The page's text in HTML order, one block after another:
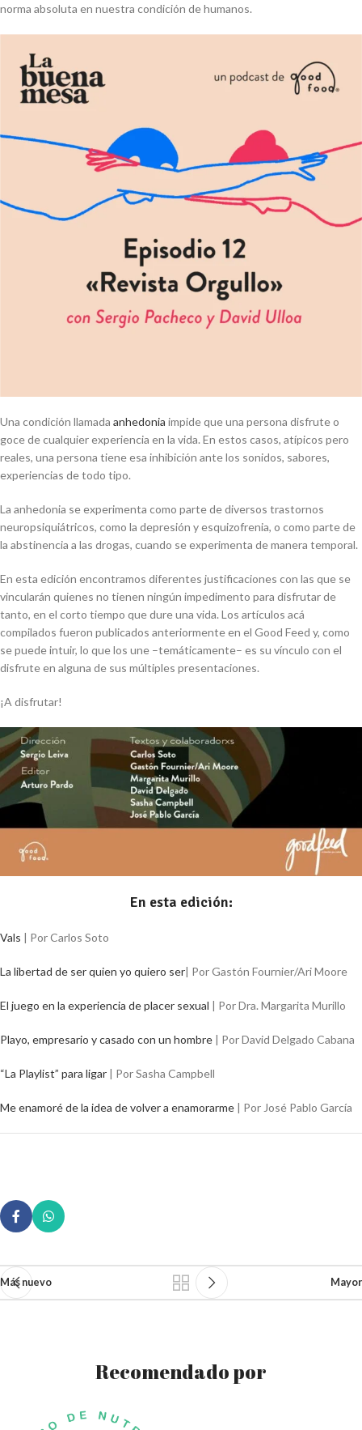
norma absoluta en nuestra condición de humanos.
Una condición llamada anhedonia impide que una persona disfrute o
goce de cualquier experiencia en la vida. En estos casos, atípicos pero
reales, una persona tiene esa inhibición ante los sonidos, sabores,
experiencias de todo tipo.
La anhedonia se experimenta como parte de diversos trastornos
neuropsiquiátricos, como la depresión y esquizofrenia, o como parte de
la abstinencia a las drogas, cuando se experimenta de manera temporal.
En esta edición encontramos diferentes justificaciones con las que se
vincularán quienes no tienen ningún impedimento para disfrutar de
tanto, en el corto tiempo que dure una vida. Los artículos acá
compilados fueron publicados anteriormente en el Good Feed y, como
se puede intuir, lo que los une –temáticamente– es su vínculo con el
disfrute en alguna de sus múltiples presentaciones.
¡A disfrutar!
En esta edición:
Vals | Por Carlos Soto
La libertad de ser quien yo quiero ser| Por Gastón Fournier/Ari Moore
El juego en la experiencia de placer sexual | Por Dra. Margarita Murillo
Playo, empresario y casado con un hombre | Por David Delgado Cabana
“La Playlist” para ligar | Por Sasha Campbell
Me enamoré de la idea de volver a enamorarme | Por José Pablo García
Más nuevo Mayor
Recomendado por